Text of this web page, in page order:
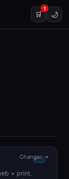
🛒
1
🌙
›
+ print.
Changer →